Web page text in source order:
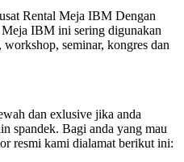
Rental Meja IBM Dengan
IBM ini sering digunakan
seminar, kongres dan
dan exlusive jika anda
spandek. Bagi anda yang mau
resmi kami dialamat berikut ini: